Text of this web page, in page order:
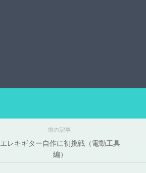
前の記事
エレキギター自作に初挑戦（電動工具
編）